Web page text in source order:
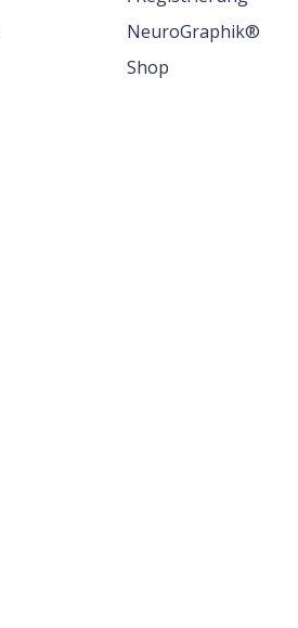
NeuroGraphik®
Shop